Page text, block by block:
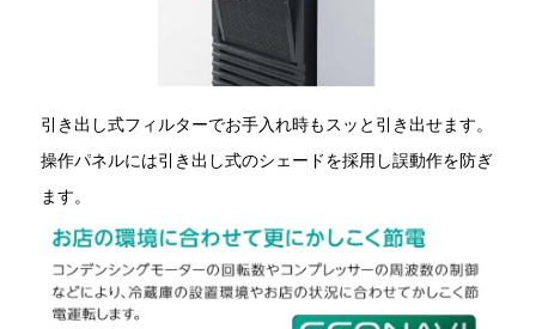
引き出し式フィルターでお手入れ時もスッと引き出せます。
操作パネルには引き出し式のシェードを採用し誤動作を防ぎ
ます。